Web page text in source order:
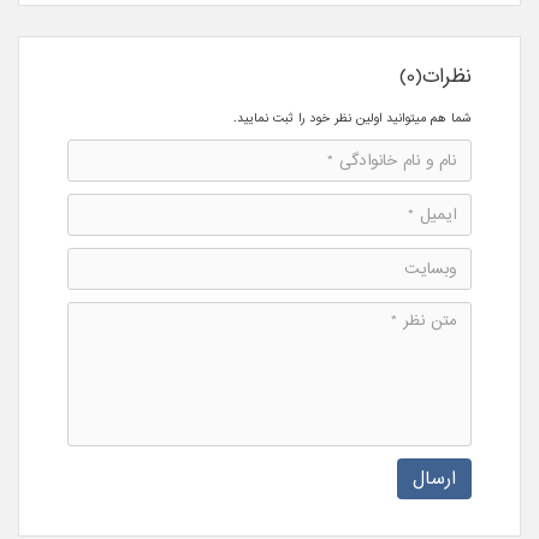
نظرات(0)
شما هم میتوانید اولین نظر خود را ثبت نمایید.
ارسال